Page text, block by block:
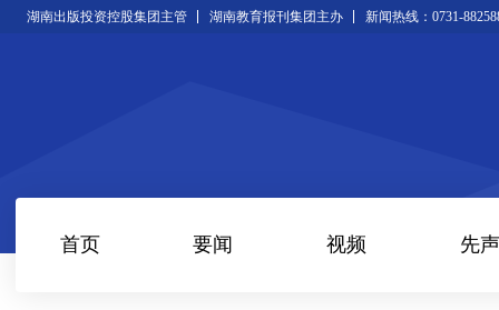
湖南出版投资控股集团主管 湖南教育报刊集团主办 新闻热线：0731-
首页 要闻 视频 先声